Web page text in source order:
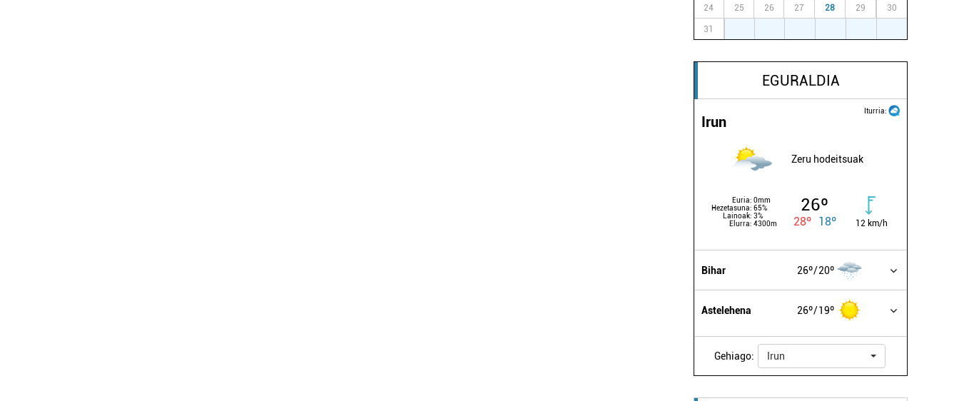
24 25 26 27 28 29 30
31
EGURALDIA
Iturria:
Irun
Zeru hodeitsuak
Euria: 0mm
Hezetasuna: 65%
Lainoak: 3%
Elurra: 4300m
26º
28º 18º 12 km/h
Bihar 26º 20º
Astelehena 26º 19º
Gehiago: Irun